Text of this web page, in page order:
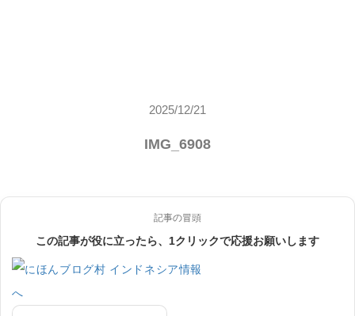
2025/12/21
IMG_6908
記事の冒頭
この記事が役に立ったら、1クリックで応援お願いします